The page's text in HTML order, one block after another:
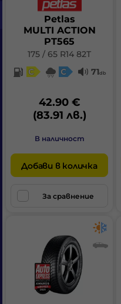
Petlas
MULTI ACTION
PT565
175 / 65 R14 82T
C
C 71db
42.90 €
(83.91 лв.)
В наличност
Добави в количка
За сравнение